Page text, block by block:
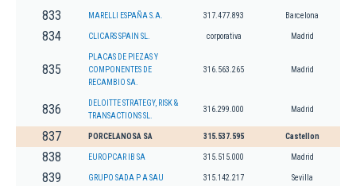
833 MARELLI ESPAÑA S.A. 317.477.893 Barcelona
834 CLICARS SPAIN SL. corporativa Madrid
835
PLACAS DE PIEZAS Y
COMPONENTES DE
RECAMBIO SA.
316.563.265 Madrid
836
DELOITTE STRATEGY, RISK &
TRANSACTIONS SL.
316.299.000 Madrid
837 PORCELANOSA SA 315.537.595 Castellon
838 EUROPCAR IB SA 315.515.000 Madrid
839 GRUPO SADA P A SAU 315.142.217 Sevilla